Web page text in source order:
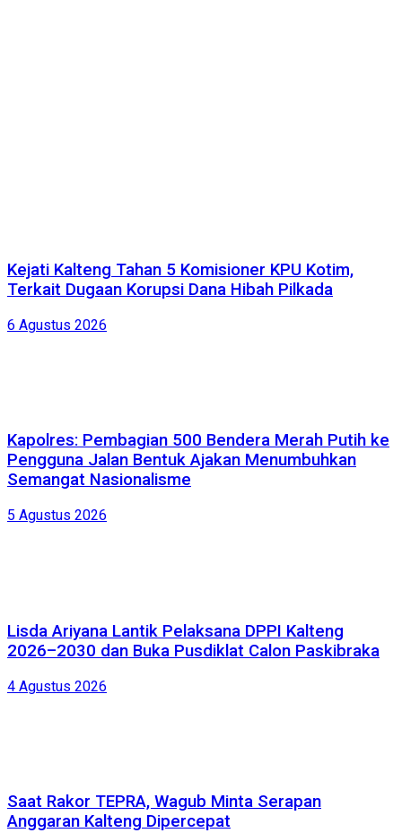
Kejati Kalteng Tahan 5 Komisioner KPU Kotim,
Terkait Dugaan Korupsi Dana Hibah Pilkada
6 Agustus 2026
Kapolres: Pembagian 500 Bendera Merah Putih ke
Pengguna Jalan Bentuk Ajakan Menumbuhkan
Semangat Nasionalisme
5 Agustus 2026
Lisda Ariyana Lantik Pelaksana DPPI Kalteng
2026–2030 dan Buka Pusdiklat Calon Paskibraka
4 Agustus 2026
Saat Rakor TEPRA, Wagub Minta Serapan
Anggaran Kalteng Dipercepat